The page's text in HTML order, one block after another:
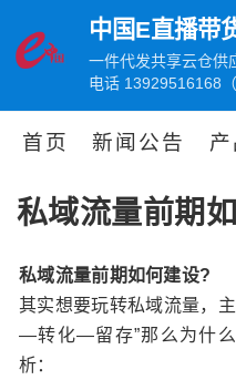
中国E直播带
一件代发共享云仓供
电话 13929516168（
首页 新闻公告
私域流量前期
私域流量前期如何建设?
其实想要玩转私域流量，
—转化—留存”那么为什
析：